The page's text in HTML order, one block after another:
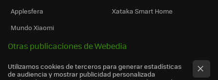
Applesfera
Xataka Smart Home
Mundo Xiaomi
Otras publicaciones de Webedia
Utilizamos cookies de terceros para generar estadísticas
de audiencia y mostrar publicidad personalizada